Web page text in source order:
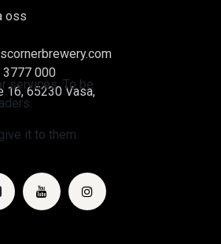
oss
000
16, 65230 Vasa,
services. To be
it to them.